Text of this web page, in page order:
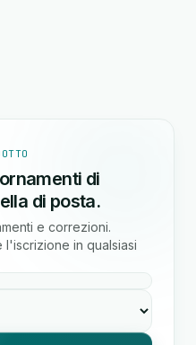
di
di posta.
e correzioni.
l'iscrizione in qualsiasi